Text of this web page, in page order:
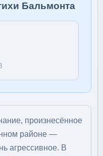
Бальмонта
произнесённое
районе —
агрессивное. В